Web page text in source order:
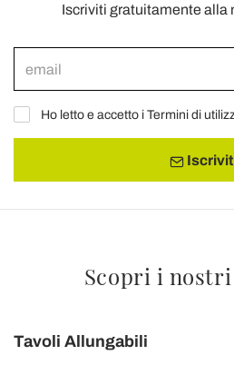
Iscriviti gratuitamente alla
Ho letto e accetto i Termini di
Scopri i
Tavoli Allungabili